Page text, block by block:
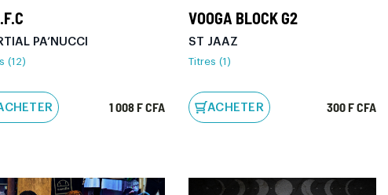
PA’NUCCI
(12)
1 008 F CFA
VOOGA BLOCK G2
ST JAAZ
Titres (1)
ACHETER 300 F CFA